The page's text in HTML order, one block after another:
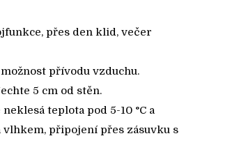
přes den klid, večer
přívodu vzduchu.
5 cm od stěn.
teplota pod 5-10 °C a
připojení přes zásuvku s